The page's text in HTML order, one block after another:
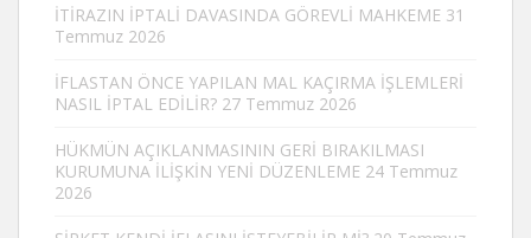
İTİRAZIN İPTALİ DAVASINDA GÖREVLİ MAHKEME 31
Temmuz 2026
İFLASTAN ÖNCE YAPILAN MAL KAÇIRMA İŞLEMLERİ
NASIL İPTAL EDİLİR? 27 Temmuz 2026
HÜKMÜN AÇIKLANMASININ GERİ BIRAKILMASI
KURUMUNA İLİŞKİN YENİ DÜZENLEME 24 Temmuz
2026